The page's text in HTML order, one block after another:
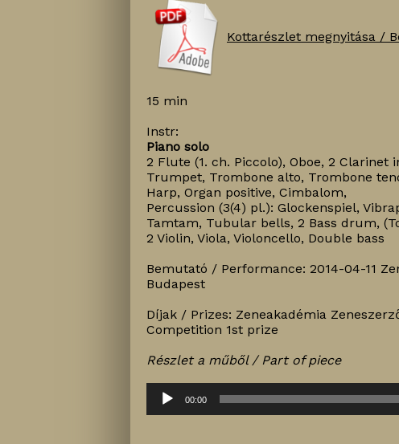
Kottarészlet megnyitása /
15 min
Instr:
Piano solo
2 Flute (1. ch. Piccolo), Oboe, 2 Clarinet
Trumpet, Trombone alto, Trombone
Harp, Organ positive, Cimbalom,
Percussion (3(4) pl.): Glockenspiel,
Tamtam, Tubular bells, 2 Bass drum,
2 Violin, Viola, Violoncello, Double bass
Bemutató / Performance: 2014-04-11
Budapest
Díjak / Prizes: Zeneakadémia
Competition 1st prize
Részlet a műből / Part of piece
Audió
lejátszó00:00